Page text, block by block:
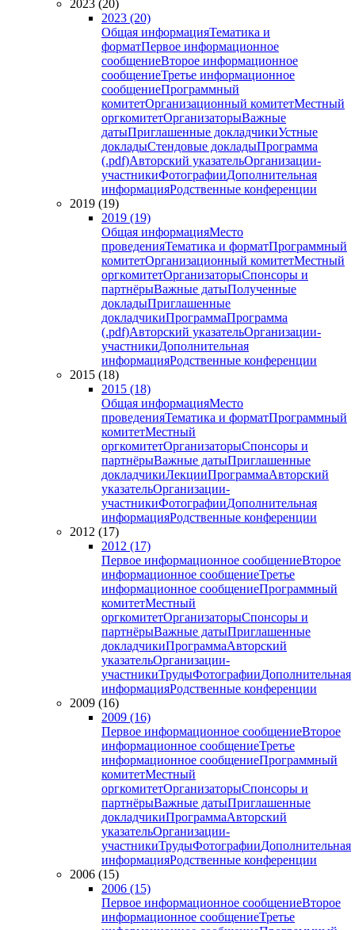
2023 (20)
2023 (20)
Общая информацияТематика и
форматПервое информационное
сообщениеВторое информационное
сообщениеТретье информационное
сообщениеПрограммный
комитетОрганизационный комитетМестный
оргкомитетОрганизаторыВажные
датыПриглашенные докладчикиУстные
докладыСтендовые докладыПрограмма
(.pdf)Авторский указательОрганизации-
участникиФотографииДополнительная
информацияРодственные конференции
2019 (19)
2019 (19)
Общая информацияМесто
проведенияТематика и форматПрограммный
комитетОрганизационный комитетМестный
оргкомитетОрганизаторыСпонсоры и
партнёрыВажные датыПолученные
докладыПриглашенные
докладчикиПрограммаПрограмма
(.pdf)Авторский указательОрганизации-
участникиДополнительная
информацияРодственные конференции
2015 (18)
2015 (18)
Общая информацияМесто
проведенияТематика и форматПрограммный
комитетМестный
оргкомитетОрганизаторыСпонсоры и
партнёрыВажные датыПриглашенные
докладчикиЛекцииПрограммаАвторский
указательОрганизации-
участникиФотографииДополнительная
информацияРодственные конференции
2012 (17)
2012 (17)
Первое информационное сообщениеВторое
информационное сообщениеТретье
информационное сообщениеПрограммный
комитетМестный
оргкомитетОрганизаторыСпонсоры и
партнёрыВажные датыПриглашенные
докладчикиПрограммаАвторский
указательОрганизации-
участникиТрудыФотографииДополнительная
информацияРодственные конференции
2009 (16)
2009 (16)
Первое информационное сообщениеВторое
информационное сообщениеТретье
информационное сообщениеПрограммный
комитетМестный
оргкомитетОрганизаторыСпонсоры и
партнёрыВажные датыПриглашенные
докладчикиПрограммаАвторский
указательОрганизации-
участникиТрудыФотографииДополнительная
информацияРодственные конференции
2006 (15)
2006 (15)
Первое информационное сообщениеВторое
информационное сообщениеТретье